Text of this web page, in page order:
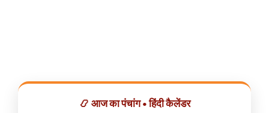
📿 आज का पंचांग • हिंदी कैलेंडर